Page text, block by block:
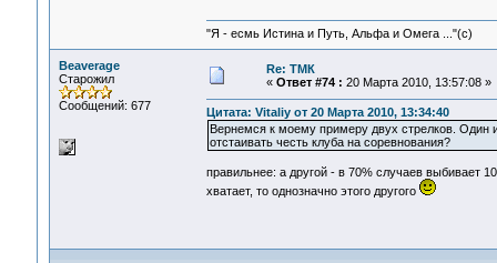
"Я - есмь Истина и Путь, Альфа и Омега ..."(с)
Beaverage
Старожил
Сообщений: 677
Re: ТМК
« Ответ #74 : 20 Марта 2010, 13:57:08 »
Цитата: Vitaliy от 20 Марта 2010, 13:34:40
Вернемся к моему примеру двух стрелков. Один
отстаивать честь клуба на соревнования?
правильнее: а другой - в 70% случаев выбивает
хватает, то однозначно этого другого